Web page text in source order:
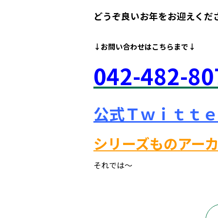
どうぞ良いお年をお迎えくだ
↓お問い合わせはこちらまで↓
042-482-
公式Ｔｗｉｔｔ
シリーズものアー
それでは～